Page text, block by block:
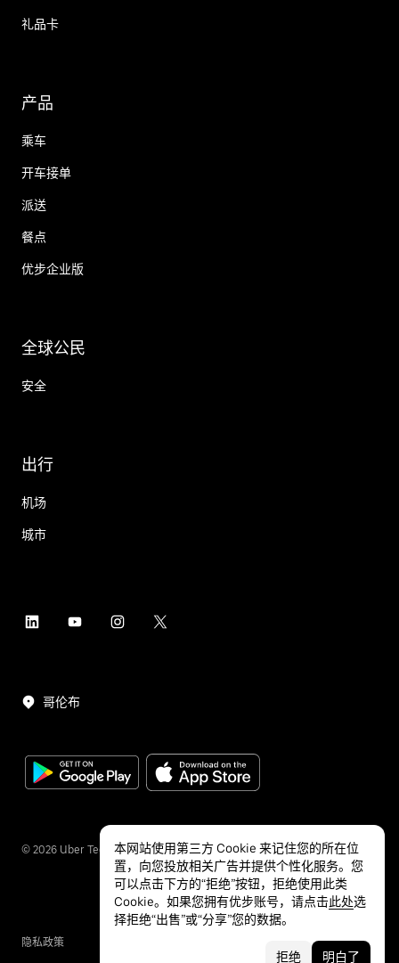
礼品卡
产品
乘车
开车接单
派送
餐点
优步企业版
全球公民
安全
出行
机场
城市
哥伦布
© 2026 Uber Technologies Inc.
隐私政策
本网站使用第三方 Cookie 来记住您的所在位
置，向您投放相关广告并提供个性化服务。您
可以点击下方的“拒绝”按钮，拒绝使用此类
Cookie。如果您拥有优步账号，请点击此处选
择拒绝“出售”或“分享”您的数据。
拒绝 明白了